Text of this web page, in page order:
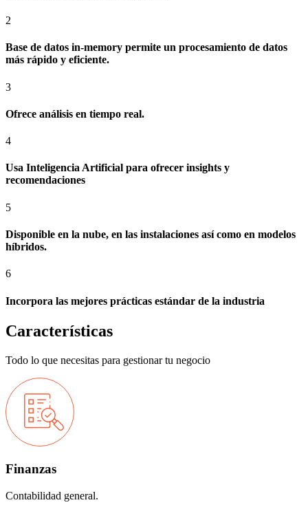
2
Base de datos in-memory permite un procesamiento de datos
más rápido y eficiente.
3
Ofrece análisis en tiempo real.
4
Usa Inteligencia Artificial para ofrecer insights y
recomendaciones
5
Disponible en la nube, en las instalaciones así como en modelos
híbridos.
6
Incorpora las mejores prácticas estándar de la industria
Características
Todo lo que necesitas para gestionar tu negocio
Finanzas
Contabilidad general.